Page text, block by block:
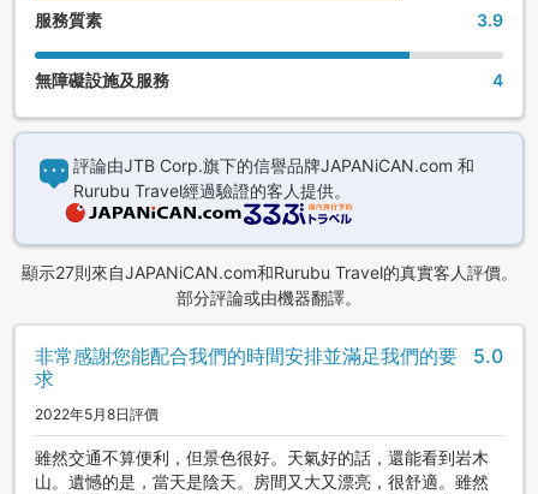
服務質素 3.9
無障礙設施及服務 4
評論由JTB Corp.旗下的信譽品牌JAPANiCAN.com 和
Rurubu Travel經過驗證的客人提供。
顯示27則來自JAPANiCAN.com和Rurubu Travel的真實客人評價。
部分評論或由機器翻譯。
非常感謝您能配合我們的時間安排並滿足我們的要
求
5.0
2022年5月8日評價
雖然交通不算便利，但景色很好。天氣好的話，還能看到岩木
山。遺憾的是，當天是陰天。房間又大又漂亮，很舒適。雖然